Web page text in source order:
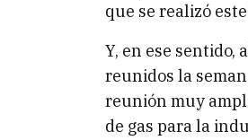
que se realizó
Y, en ese
reunidos la
reunión muy
de gas para la